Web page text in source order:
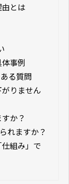
とは
事例
る質問
りません
か？
れますか？
組み」で